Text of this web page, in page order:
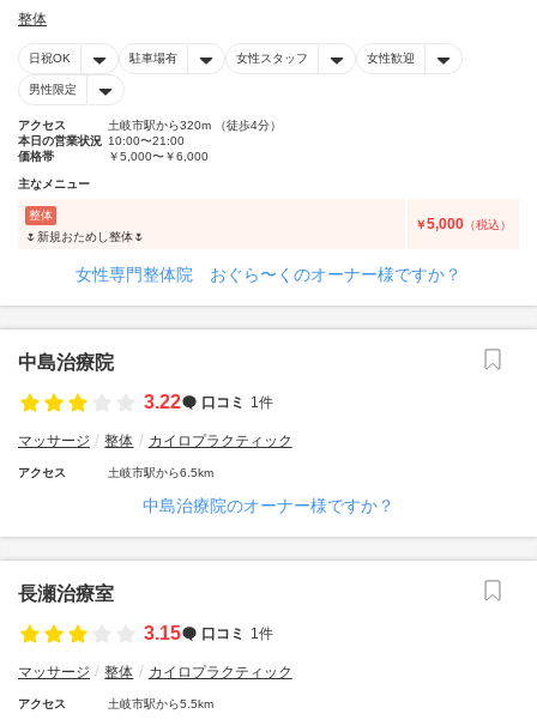
整体
日祝OK 駐車場有 女性スタッフ 女性歓迎
男性限定
アクセス
土岐市駅から320m （徒歩4分）
本日の営業状況 10:00〜21:00
価格帯
￥5,000〜￥6,000
主なメニュー
整体
🌷新規おためし整体🌷
￥5,000 （税込）
女性専門整体院 おぐら〜くのオーナー様ですか？
中島治療院
3.22
口コミ 1件
マッサージ 整体 カイロプラクティック
アクセス 土岐市駅から6.5km
中島治療院のオーナー様ですか？
長瀬治療室
3.15
口コミ 1件
マッサージ 整体 カイロプラクティック
アクセス 土岐市駅から5.5km